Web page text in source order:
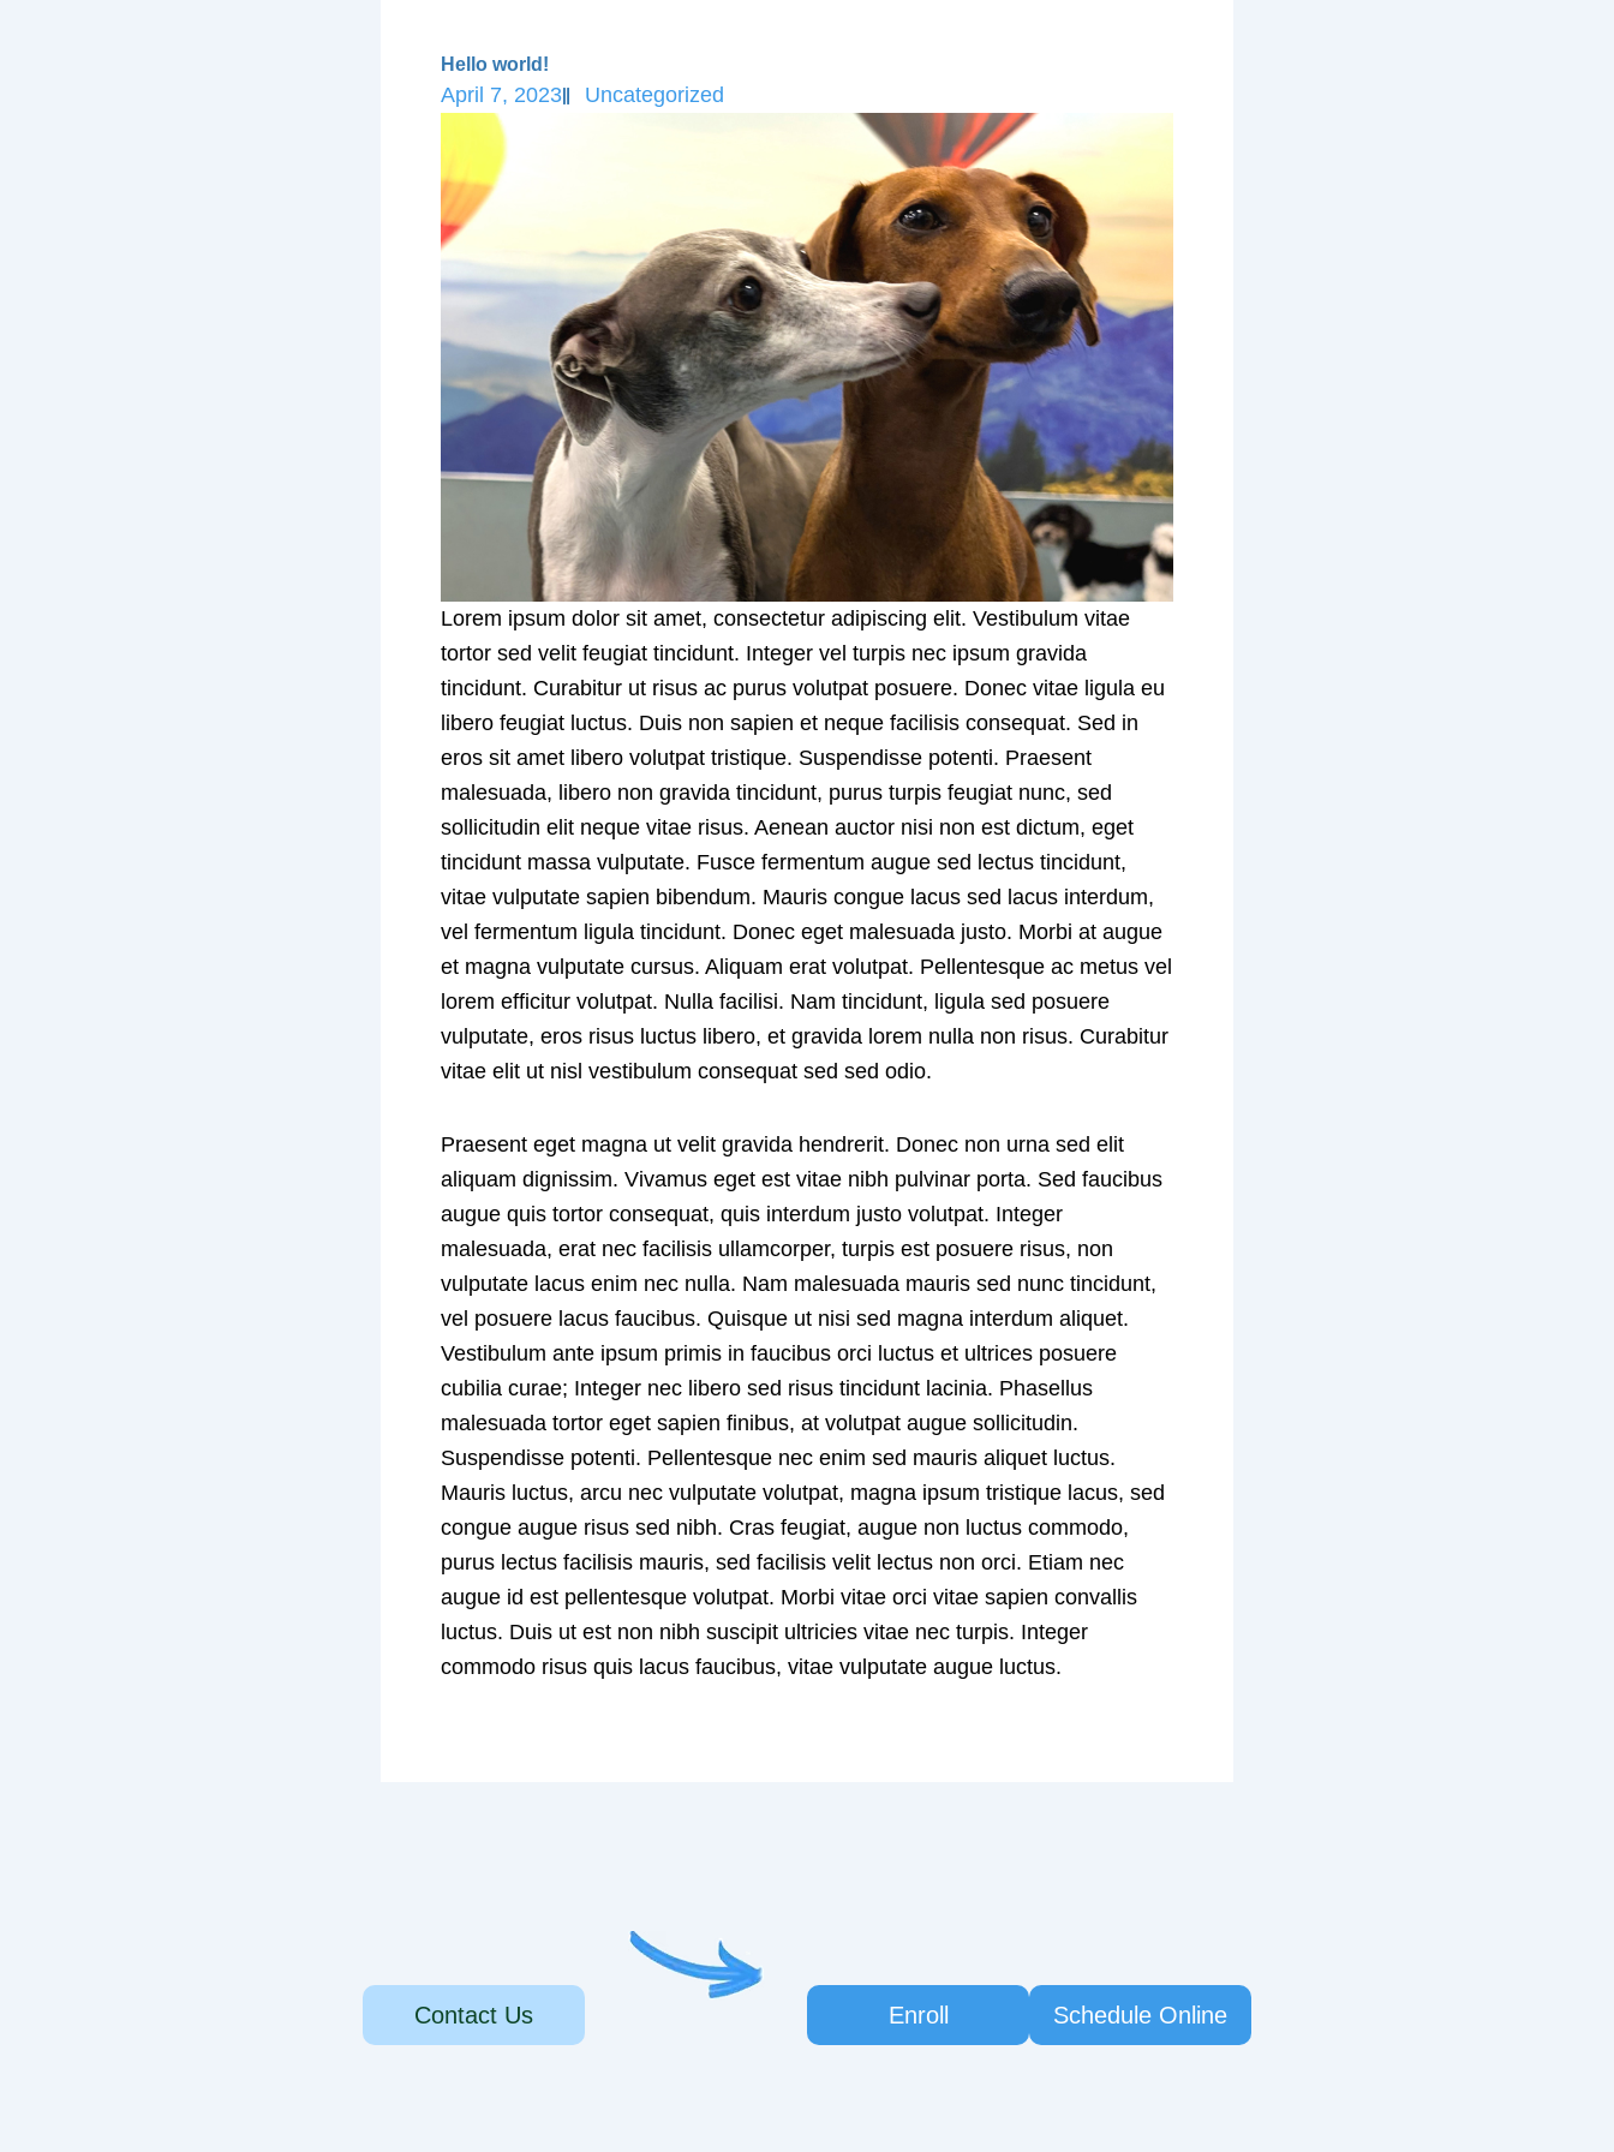
Hello world!
April 7, 2023 Uncategorized
Lorem ipsum dolor sit amet, consectetur adipiscing elit. Vestibulum vitae
tortor sed velit feugiat tincidunt. Integer vel turpis nec ipsum gravida
tincidunt. Curabitur ut risus ac purus volutpat posuere. Donec vitae ligula eu
libero feugiat luctus. Duis non sapien et neque facilisis consequat. Sed in
eros sit amet libero volutpat tristique. Suspendisse potenti. Praesent
malesuada, libero non gravida tincidunt, purus turpis feugiat nunc, sed
sollicitudin elit neque vitae risus. Aenean auctor nisi non est dictum, eget
tincidunt massa vulputate. Fusce fermentum augue sed lectus tincidunt,
vitae vulputate sapien bibendum. Mauris congue lacus sed lacus interdum,
vel fermentum ligula tincidunt. Donec eget malesuada justo. Morbi at augue
et magna vulputate cursus. Aliquam erat volutpat. Pellentesque ac metus vel
lorem efficitur volutpat. Nulla facilisi. Nam tincidunt, ligula sed posuere
vulputate, eros risus luctus libero, et gravida lorem nulla non risus. Curabitur
vitae elit ut nisl vestibulum consequat sed sed odio.
Praesent eget magna ut velit gravida hendrerit. Donec non urna sed elit
aliquam dignissim. Vivamus eget est vitae nibh pulvinar porta. Sed faucibus
augue quis tortor consequat, quis interdum justo volutpat. Integer
malesuada, erat nec facilisis ullamcorper, turpis est posuere risus, non
vulputate lacus enim nec nulla. Nam malesuada mauris sed nunc tincidunt,
vel posuere lacus faucibus. Quisque ut nisi sed magna interdum aliquet.
Vestibulum ante ipsum primis in faucibus orci luctus et ultrices posuere
cubilia curae; Integer nec libero sed risus tincidunt lacinia. Phasellus
malesuada tortor eget sapien finibus, at volutpat augue sollicitudin.
Suspendisse potenti. Pellentesque nec enim sed mauris aliquet luctus.
Mauris luctus, arcu nec vulputate volutpat, magna ipsum tristique lacus, sed
congue augue risus sed nibh. Cras feugiat, augue non luctus commodo,
purus lectus facilisis mauris, sed facilisis velit lectus non orci. Etiam nec
augue id est pellentesque volutpat. Morbi vitae orci vitae sapien convallis
luctus. Duis ut est non nibh suscipit ultricies vitae nec turpis. Integer
commodo risus quis lacus faucibus, vitae vulputate augue luctus.
Contact Us Enroll Schedule Online